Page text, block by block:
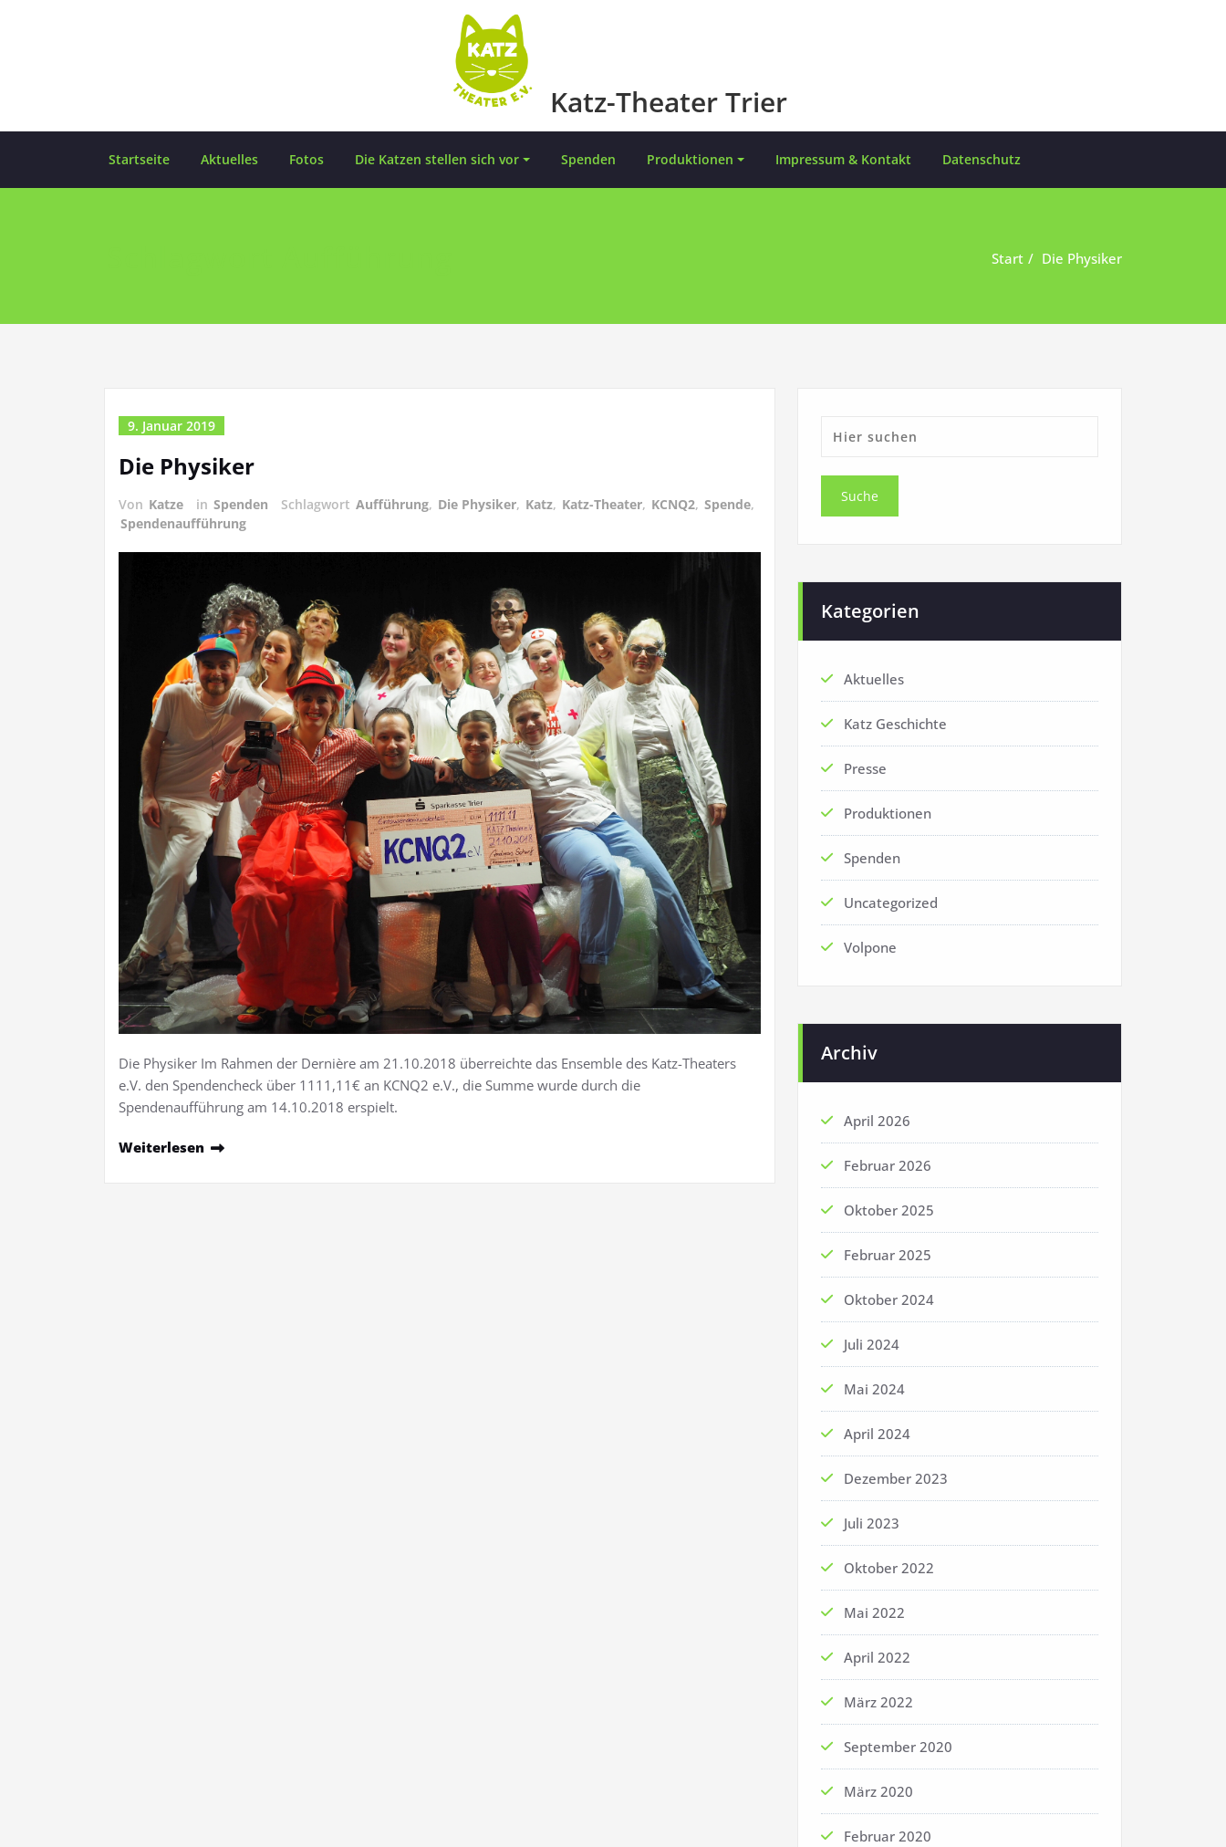
Katz-Theater Trier
Startseite Aktuelles Fotos Die Katzen stellen sich vor Spenden Produktionen Impressum & Kontakt Datenschutz
Start Die Physiker
9. Januar 2019
Die Physiker
Von Katze in Spenden Schlagwort Aufführung, Die Physiker, Katz, Katz-Theater, KCNQ2, Spende,
Spendenaufführung
Die Physiker Im Rahmen der Dernière am 21.10.2018 überreichte das Ensemble des Katz-Theaters
e.V. den Spendencheck über 1111,11€ an KCNQ2 e.V., die Summe wurde durch die
Spendenaufführung am 14.10.2018 erspielt.
Weiterlesen
Kategorien
Aktuelles
Katz Geschichte
Presse
Produktionen
Spenden
Uncategorized
Volpone
Archiv
April 2026
Februar 2026
Oktober 2025
Februar 2025
Oktober 2024
Juli 2024
Mai 2024
April 2024
Dezember 2023
Juli 2023
Oktober 2022
Mai 2022
April 2022
März 2022
September 2020
März 2020
Februar 2020